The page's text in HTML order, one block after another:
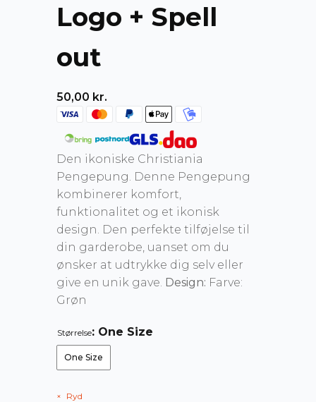
Logo + Spell
out
50,00 kr.
Den ikoniske Christiania
Pengepung. Denne Pengepung
kombinerer komfort,
funktionalitet og et ikonisk
design. Den perfekte tilføjelse til
din garderobe, uanset om du
ønsker at udtrykke dig selv eller
give en unik gave. Design: Farve:
Grøn
Størrelse: One Size
One Size
Ryd